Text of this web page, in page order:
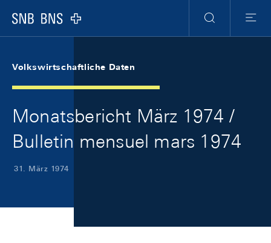
Logo
Suche
Menu
Volkswirtschaftliche Daten
Monatsbericht März 1974 /
Bulletin mensuel mars 1974
31. März 1974